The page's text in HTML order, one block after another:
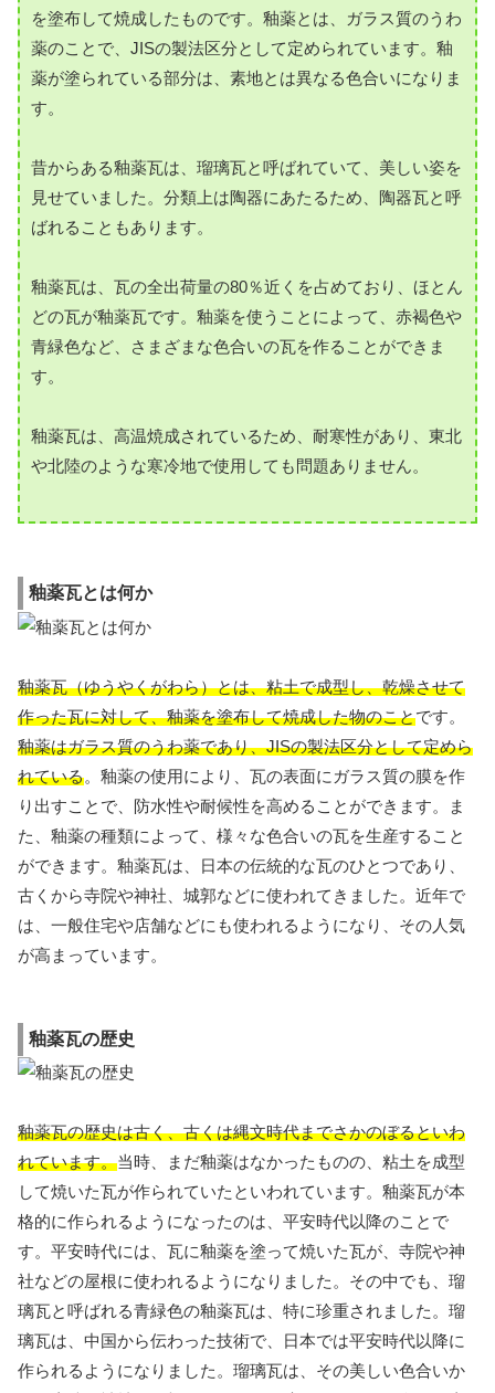
を塗布して焼成したものです。釉薬とは、ガラス質のうわ
薬のことで、JISの製法区分として定められています。釉
薬が塗られている部分は、素地とは異なる色合いになりま
す。
昔からある釉薬瓦は、瑠璃瓦と呼ばれていて、美しい姿を
見せていました。分類上は陶器にあたるため、陶器瓦と呼
ばれることもあります。
釉薬瓦は、瓦の全出荷量の80％近くを占めており、ほとん
どの瓦が釉薬瓦です。釉薬を使うことによって、赤褐色や
青緑色など、さまざまな色合いの瓦を作ることができま
す。
釉薬瓦は、高温焼成されているため、耐寒性があり、東北
や北陸のような寒冷地で使用しても問題ありません。
釉薬瓦とは何か
釉薬瓦（ゆうやくがわら）とは、粘土で成型し、乾燥させて
作った瓦に対して、釉薬を塗布して焼成した物のことです。
釉薬はガラス質のうわ薬であり、JISの製法区分として定めら
れている。釉薬の使用により、瓦の表面にガラス質の膜を作
り出すことで、防水性や耐候性を高めることができます。ま
た、釉薬の種類によって、様々な色合いの瓦を生産すること
ができます。釉薬瓦は、日本の伝統的な瓦のひとつであり、
古くから寺院や神社、城郭などに使われてきました。近年で
は、一般住宅や店舗などにも使われるようになり、その人気
が高まっています。
釉薬瓦の歴史
釉薬瓦の歴史は古く、古くは縄文時代までさかのぼるといわ
れています。当時、まだ釉薬はなかったものの、粘土を成型
して焼いた瓦が作られていたといわれています。釉薬瓦が本
格的に作られるようになったのは、平安時代以降のことで
す。平安時代には、瓦に釉薬を塗って焼いた瓦が、寺院や神
社などの屋根に使われるようになりました。その中でも、瑠
璃瓦と呼ばれる青緑色の釉薬瓦は、特に珍重されました。瑠
璃瓦は、中国から伝わった技術で、日本では平安時代以降に
作られるようになりました。瑠璃瓦は、その美しい色合いか